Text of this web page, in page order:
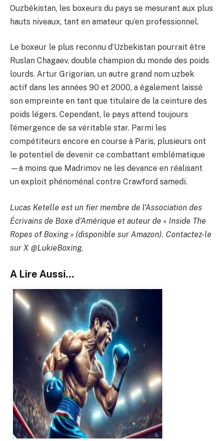
Ouzbékistan, les boxeurs du pays se mesurant aux plus
hauts niveaux, tant en amateur qu’en professionnel.
Le boxeur le plus reconnu d’Uzbekistan pourrait être
Ruslan Chagaev, double champion du monde des poids
lourds. Artur Grigorian, un autre grand nom uzbek
actif dans les années 90 et 2000, a également laissé
son empreinte en tant que titulaire de la ceinture des
poids légers. Cependant, le pays attend toujours
l’émergence de sa véritable star. Parmi les
compétiteurs encore en course à Paris, plusieurs ont
le potentiel de devenir ce combattant emblématique
—à moins que Madrimov ne les devance en réalisant
un exploit phénoménal contre Crawford samedi.
Lucas Ketelle est un fier membre de l’Association des
Écrivains de Boxe d’Amérique et auteur de « Inside The
Ropes of Boxing » (disponible sur Amazon). Contactez-le
sur X @LukieBoxing.
A Lire Aussi...